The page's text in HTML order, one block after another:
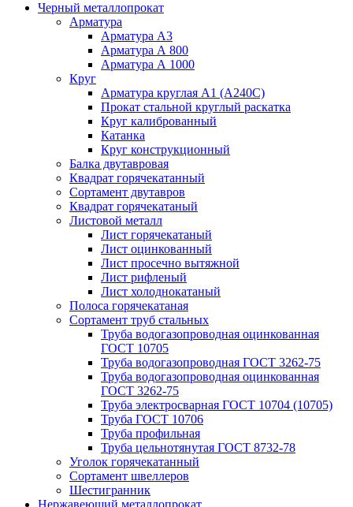
Черный металлопрокат
Арматура
Арматура А3
Арматура А 800
Арматура А 1000
Круг
Арматура круглая А1 (А240C)
Прокат стальной круглый раскатка
Круг калиброванный
Катанка
Круг конструкционный
Балка двутавровая
Квадрат горячекатанный
Сортамент двутавров
Квадрат горячекатаный
Листовой металл
Лист горячекатаный
Лист оцинкованный
Лист просечно вытяжной
Лист рифленый
Лист холоднокатаный
Полоса горячекатаная
Сортамент труб стальных
Труба водогазопроводная оцинкованная
ГОСТ 10705
Труба водогазопроводная ГОСТ 3262-75
Труба водогазопроводная оцинкованная
ГОСТ 3262-75
Труба электросварная ГОСТ 10704 (10705)
Труба ГОСТ 10706
Труба профильная
Труба цельнотянутая ГОСТ 8732-78
Уголок горячекатанный
Сортамент швеллеров
Шестигранник